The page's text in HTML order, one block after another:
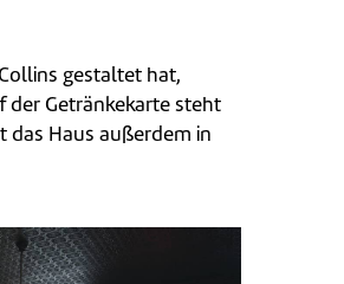
gestaltet hat,
der Getränkekarte steht
das Haus außerdem in